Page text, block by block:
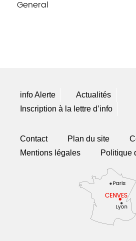
General
info Alerte
Actualités
Inscription à la lettre d’info
Contact Plan du site
Mentions légales
Politique